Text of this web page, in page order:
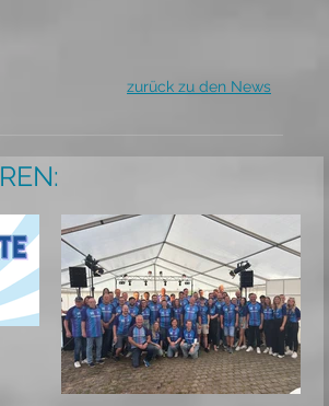
zurück zu den News